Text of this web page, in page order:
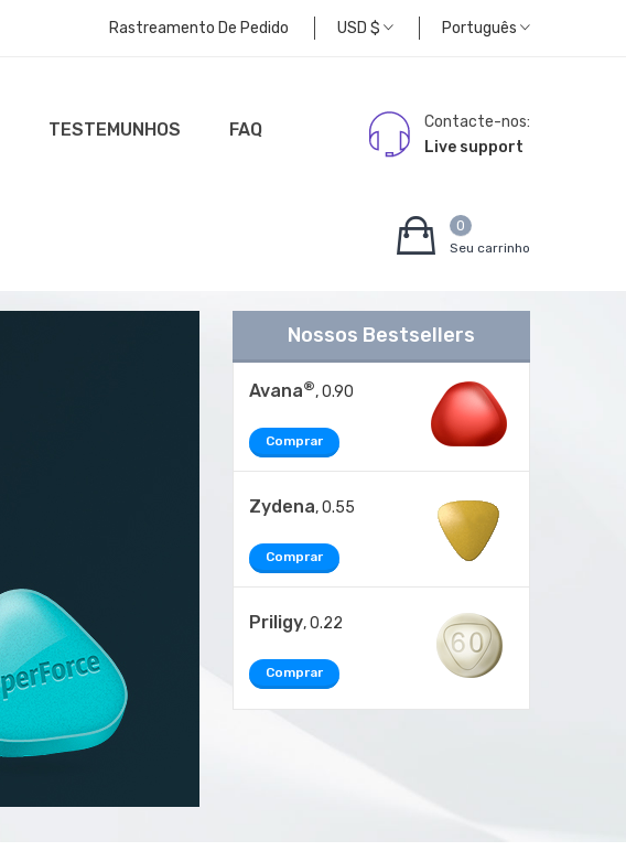
Rastreamento De Pedido USD $ Português
TESTEMUNHOS FAQ
Contacte-nos:
Live support
0
Seu carrinho
Nossos Bestsellers
Avana®, 0.90
Comprar
Zydena, 0.55
Comprar
Priligy, 0.22
Comprar